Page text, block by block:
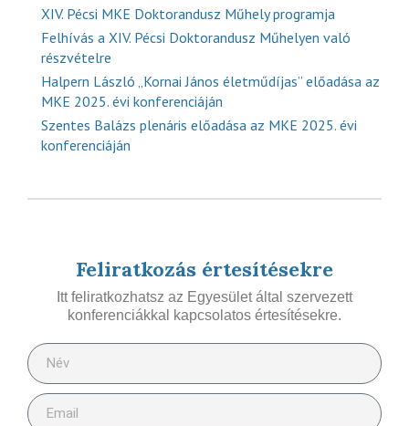
XIV. Pécsi MKE Doktorandusz Műhely programja
Felhívás a XIV. Pécsi Doktorandusz Műhelyen való
részvételre
Halpern László „Kornai János életműdíjas” előadása az
MKE 2025. évi konferenciáján
Szentes Balázs plenáris előadása az MKE 2025. évi
konferenciáján
Feliratkozás értesítésekre
Itt feliratkozhatsz az Egyesület által szervezett
konferenciákkal kapcsolatos értesítésekre.